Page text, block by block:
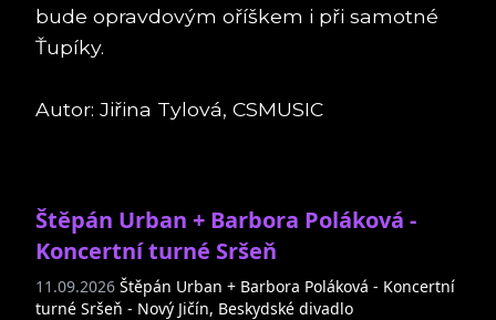
bude opravdovým oříškem i při samotné
Ťupíky.
Autor: Jiřina Tylová, CSMUSIC
Štěpán Urban + Barbora Poláková -
Koncertní turné Sršeň
11.09.2026 Štěpán Urban + Barbora Poláková - Koncertní
turné Sršeň - Nový Jičín, Beskydské divadlo